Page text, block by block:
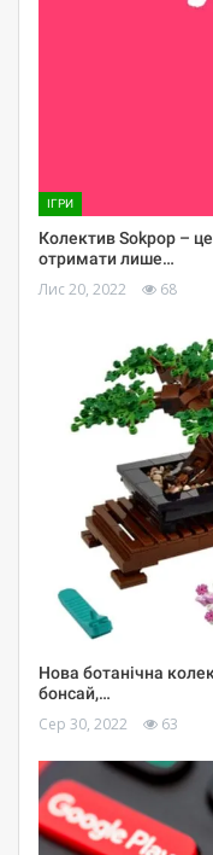
ІГРИ
Колектив Sokpop –
отримати лише…
Лис 20, 2022 68
Нова ботанічна
бонсай,…
Сер 30, 2022 63